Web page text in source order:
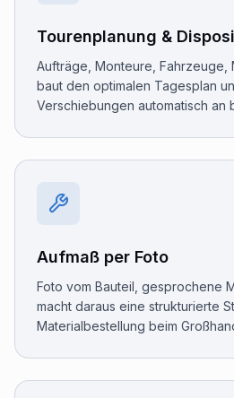
Tourenplanung &
Aufträge, Monteure, Fahrzeuge,
baut den optimalen Tagesplan
Verschiebungen automatisch an
Aufmaß per Foto
Foto vom Bauteil, gesprochene
macht daraus eine strukturierte
Materialbestellung beim